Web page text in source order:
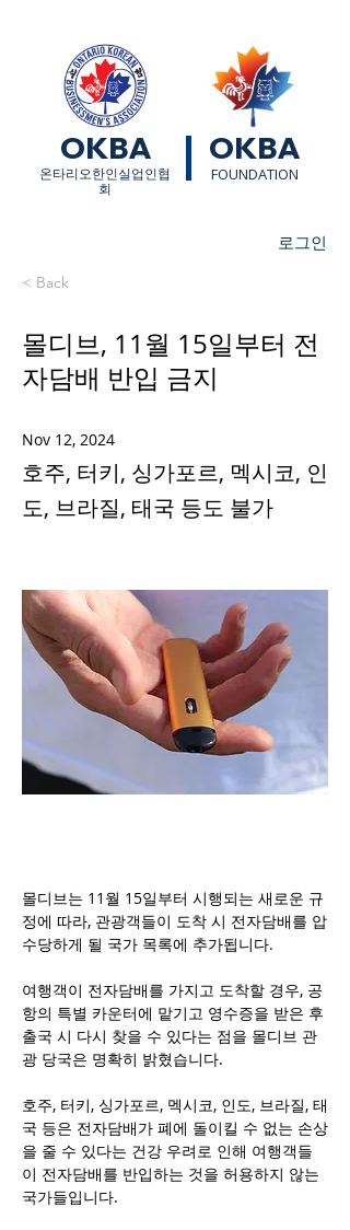
OKBA OKBA
​온타리오한인실업인협
회
FOUNDATION
로그인
< Back
몰디브, 11월 15일부터 전
자담배 반입 금지
Nov 12, 2024
호주, 터키, 싱가포르, 멕시코, 인
도, 브라질, 태국 등도 불가
몰디브는 11월 15일부터 시행되는 새로운 규
정에 따라, 관광객들이 도착 시 전자담배를 압
수당하게 될 국가 목록에 추가됩니다.
여행객이 전자담배를 가지고 도착할 경우, 공
항의 특별 카운터에 맡기고 영수증을 받은 후
출국 시 다시 찾을 수 있다는 점을 몰디브 관
광 당국은 명확히 밝혔습니다.
호주, 터키, 싱가포르, 멕시코, 인도, 브라질, 태
국 등은 전자담배가 폐에 돌이킬 수 없는 손상
을 줄 수 있다는 건강 우려로 인해 여행객들
이 전자담배를 반입하는 것을 허용하지 않는
국가들입니다.